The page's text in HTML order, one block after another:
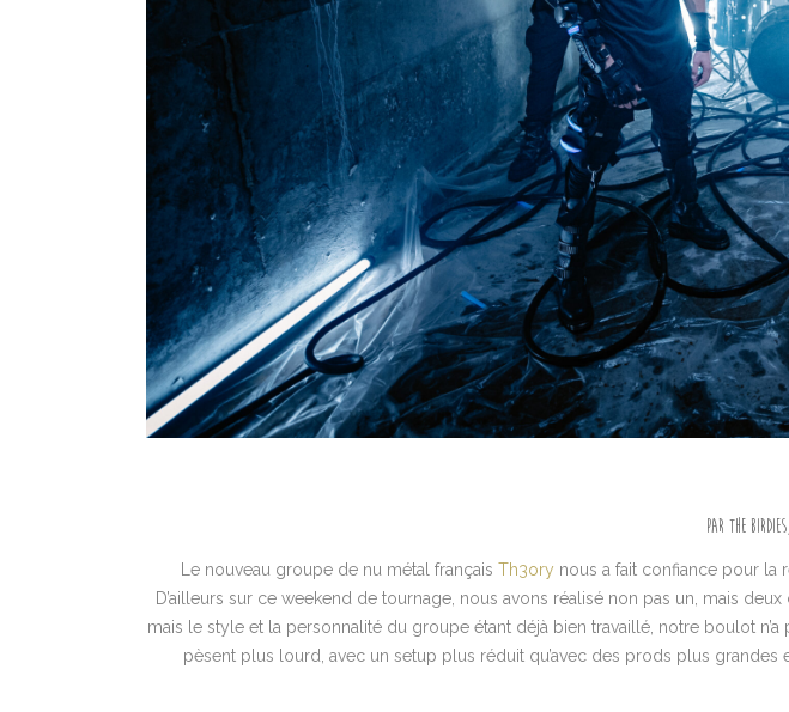
Par The
Le nouveau groupe de nu métal français Th3ory nous a fait confiance pour la
D’ailleurs sur ce weekend de tournage, nous avons réalisé non pas un, mais
mais le style et la personnalité du groupe étant déjà bien travaillé, notre boulot
pèsent plus lourd, avec un setup plus réduit qu’avec des prods plus